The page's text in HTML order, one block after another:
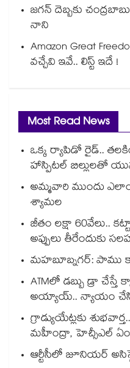
జగన్ దెబ్బకు
నాని
Amazon Great
వచ్చేవి ఇవే.. లిస్ట్ ఇదే !
Most Read News
ఒక్క ర్యాపిడో రైడ్..
హాస్పిటల్ బిల్లులతో
అమ్మవారి ముందు
శ్యామల
జీతం లక్షా 60వేలు..
అప్పులు తీరేందుకు
మహబూబ్నగర్: పాము
ATMలో డబ్బు డ్రా
అయ్యాయ్.. న్యాయం
గ్రాడ్యుయేట్లకు
మహీంద్రా, హెచ్సీఎల్
ఆర్టీసీలో జూనియర్